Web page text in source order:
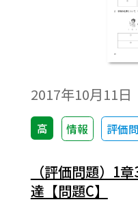
2017年10月11日
高 情報 評価
（評価問題）1
達【問題C】